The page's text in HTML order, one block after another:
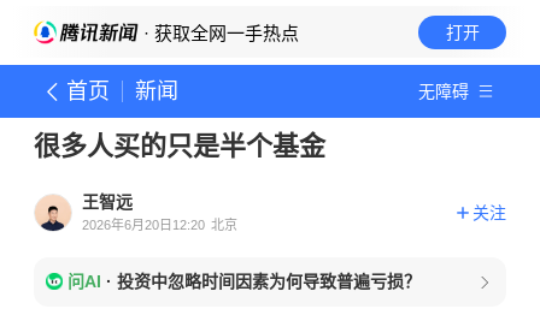
· 获取全网一手热点 打开
首页 新闻 无障碍
很多人买的只是半个基金
王智远
2026年6月20日12:20 北京
关注
问AI · 投资中忽略时间因素为何导致普遍亏损？